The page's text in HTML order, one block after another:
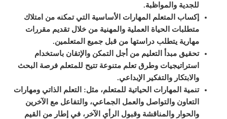
للجدية والمواظبة.
إكساب المتعلم المهارات الأساسية التي تمكنه من امتلاك
متطلبات الحياة العملية والمهنية من خلال تقديم مقررات
مهارية يتطلب دراستها من قبل جميع المتعلمين.
تحقيق مبدأ
التعليم من أجل التمكن والإتقان باستخدام
استراتيجيات وطرق تعلم متنوعة تتيح للمتعلم فرصة البحث
والابتكار والتفكير الإبداعي.
تنمية المهارات الحياتية للمتعلم، مثل:
التعلم الذاتي ومهارات
التعاون والتواصل والعمل الجماعي، والتفاعل مع الآخرين
والحوار والمناقشة وقبول الرأي الآخر ، في إطار من القيم